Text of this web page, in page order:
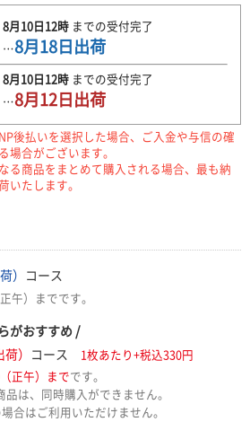
8月10日12時までの受付完了
…8月18日出荷
8月10日12時までの受付完了
…8月12日出荷
後払いを選択した場合、ご入金や与信の確
場合がございます。
る商品をまとめて購入される場合、最も納
いたします。
） コース
午）までです。
がおすすめ /
） コース
1枚あたり+税込330円
正午）までです。
は、同時購入ができません。
合はご利用いただけません。